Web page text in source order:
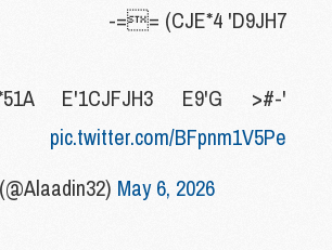
CJE*4 'D9JH7) ==-
'-DI 4J! *51A E'1CJFJH3 E9'G >#
pic.twitter.com/BFpnm1V5Pe
May 6, 2026